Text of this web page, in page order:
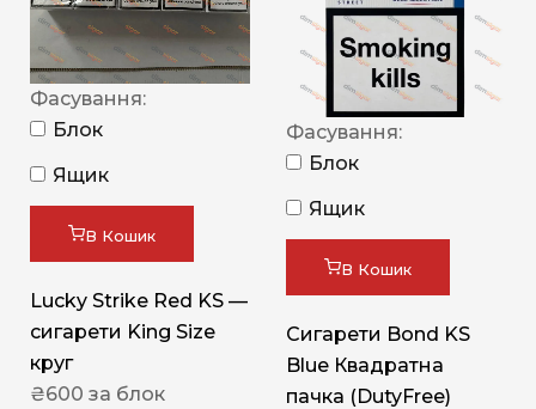
Фасування:
Блок
Ящик
В Кошик
Lucky Strike Red KS —
сигарети King Size
круг
₴600 за блок
Фасування:
Блок
Ящик
В Кошик
Сигарети Bond KS
Blue Квадратна
пачка (DutyFree)